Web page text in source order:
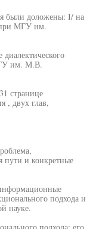
были доложены: I/ на
при МГУ им.
им. М.В.
странице
, двух глав,
пути и конкретные
подхода и
науке.